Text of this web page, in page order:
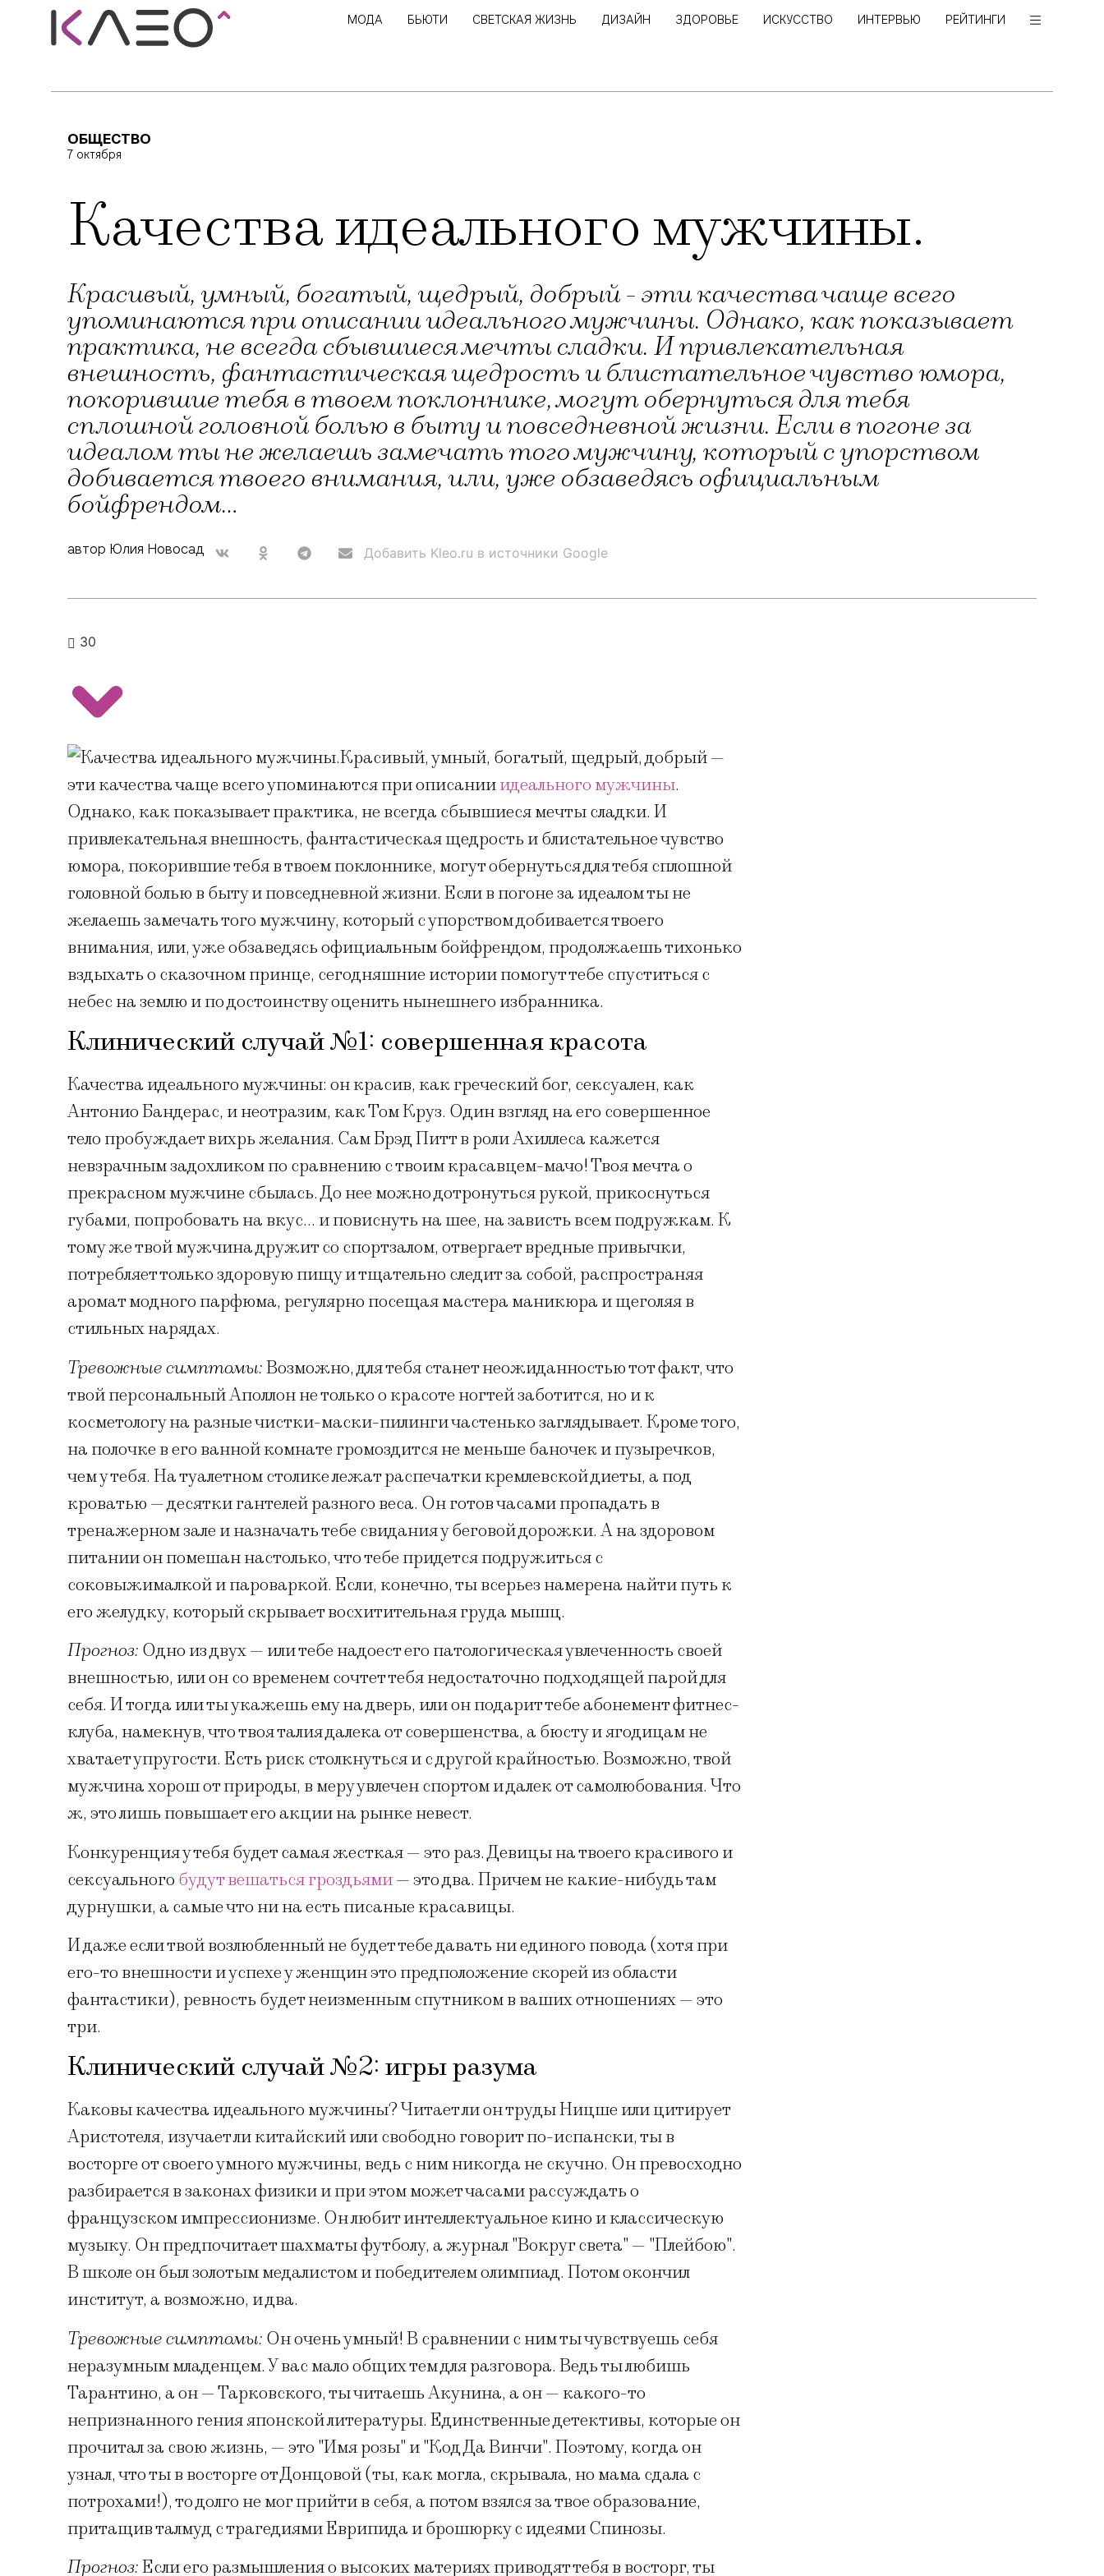
МОДА БЬЮТИ СВЕТСКАЯ ЖИЗНЬ ДИЗАЙН ЗДОРОВЬЕ ИСКУССТВО ИНТЕРВЬЮ РЕЙТИНГИ
ОБЩЕСТВО
7 октября
Качества идеального мужчины.
Красивый, умный, богатый, щедрый, добрый - эти качества чаще всего
упоминаются при описании идеального мужчины. Однако, как показывает
практика, не всегда сбывшиеся мечты сладки. И привлекательная
внешность, фантастическая щедрость и блистательное чувство юмора,
покорившие тебя в твоем поклоннике, могут обернуться для тебя
сплошной головной болью в быту и повседневной жизни. Если в погоне за
идеалом ты не желаешь замечать того мужчину, который с упорством
добивается твоего внимания, или, уже обзаведясь официальным
бойфрендом...
автор Юлия Новосад Добавить Kleo.ru в источники Google
30
Красивый, умный, богатый, щедрый, добрый —
эти качества чаще всего упоминаются при описанииидеального мужчины.
Однако, как показывает практика, не всегда сбывшиеся мечты сладки. И
привлекательная внешность, фантастическая щедрость и блистательное чувство
юмора, покорившие тебя в твоем поклоннике, могут обернуться для тебя сплошной
головной болью в быту и повседневной жизни. Если в погоне за идеалом ты не
желаешь замечать того мужчину, который с упорством добивается твоего
внимания, или, уже обзаведясь официальным бойфрендом, продолжаешь тихонько
вздыхать о сказочном принце, сегодняшние истории помогут тебе спуститься с
небес на землю и по достоинству оценить нынешнего избранника.
Клинический случай №1: совершенная красота
Качества идеального мужчины: он красив, как греческий бог, сексуален, как
Антонио Бандерас, и неотразим, как Том Круз. Один взгляд на его совершенное
тело пробуждает вихрь желания. Сам Брэд Питт в роли Ахиллеса кажется
невзрачным задохликом по сравнению с твоим красавцем-мачо! Твоя мечта о
прекрасном мужчине сбылась. До нее можно дотронуться рукой, прикоснуться
губами, попробовать на вкус… и повиснуть на шее, на зависть всем подружкам. К
тому же твой мужчина дружит со спортзалом, отвергает вредные привычки,
потребляет только здоровую пищу и тщательно следит за собой, распространяя
аромат модного парфюма, регулярно посещая мастера маникюра и щеголяя в
стильных нарядах.
Тревожные симптомы:Возможно, для тебя станет неожиданностью тот факт, что
твой персональный Аполлон не только о красоте ногтей заботится, но и к
косметологу на разные чистки-маски-пилинги частенько заглядывает. Кроме того,
на полочке в его ванной комнате громоздится не меньше баночек и пузыречков,
чем у тебя. На туалетном столике лежат распечатки кремлевской диеты, а под
кроватью — десятки гантелей разного веса. Он готов часами пропадать в
тренажерном зале и назначать тебе свидания у беговой дорожки. А на здоровом
питании он помешан настолько, что тебе придется подружиться с
соковыжималкой и пароваркой. Если, конечно, ты всерьез намерена найти путь к
его желудку, который скрывает восхитительная груда мышц.
Прогноз: Одно из двух — или тебе надоест его патологическая увлеченность своей
внешностью, или он со временем сочтет тебя недостаточно подходящей парой для
себя. И тогда или ты укажешь ему на дверь, или он подарит тебе абонемент фитнес-
клуба, намекнув, что твоя талия далека от совершенства, а бюсту и ягодицам не
хватает упругости. Есть риск столкнуться и с другой крайностью. Возможно, твой
мужчина хорош от природы, в меру увлечен спортом и далек от самолюбования. Что
ж, это лишь повышает его акции на рынке невест.
Конкуренция у тебя будет самая жесткая — это раз. Девицы на твоего красивого и
сексуального будут вешаться гроздьями— это два. Причем не какие-нибудь там
дурнушки, а самые что ни на есть писаные красавицы.
И даже если твой возлюбленный не будет тебе давать ни единого повода (хотя при
его-то внешности и успехе у женщин это предположение скорей из области
фантастики), ревность будет неизменным спутником в ваших отношениях — это
три.
Клинический случай №2: игры разума
Каковы качества идеального мужчины? Читает ли он труды Ницше или цитирует
Аристотеля, изучает ли китайский или свободно говорит по-испански, ты в
восторге от своего умного мужчины, ведь с ним никогда не скучно. Он превосходно
разбирается в законах физики и при этом может часами рассуждать о
французском импрессионизме. Он любит интеллектуальное кино и классическую
музыку. Он предпочитает шахматы футболу, а журнал "Вокруг света" — "Плейбою".
В школе он был золотым медалистом и победителем олимпиад. Потом окончил
институт, а возможно, и два.
Тревожные симптомы: Он очень умный! В сравнении с ним ты чувствуешь себя
неразумным младенцем. У вас мало общих тем для разговора. Ведь ты любишь
Тарантино, а он — Тарковского, ты читаешь Акунина, а он — какого-то
непризнанного гения японской литературы. Единственные детективы, которые он
прочитал за свою жизнь, — это "Имя розы" и "Код Да Винчи". Поэтому, когда он
узнал, что ты в восторге от Донцовой (ты, как могла, скрывала, но мама сдала с
потрохами!), то долго не мог прийти в себя, а потом взялся за твое образование,
притащив талмуд с трагедиями Еврипида и брошюрку с идеями Спинозы.
Прогноз:Если его размышления о высоких материях приводят тебя в восторг, ты